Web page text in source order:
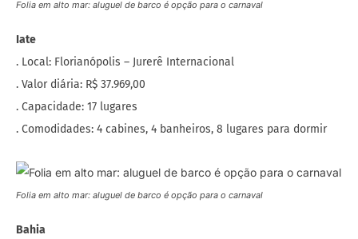
Folia em alto mar: aluguel de barco é opção para o carnaval
Iate
. Local: Florianópolis – Jurerê Internacional
. Valor diária: R$ 37.969,00
. Capacidade: 17 lugares
. Comodidades: 4 cabines, 4 banheiros, 8 lugares para dormir
Folia em alto mar: aluguel de barco é opção para o carnaval
Bahia